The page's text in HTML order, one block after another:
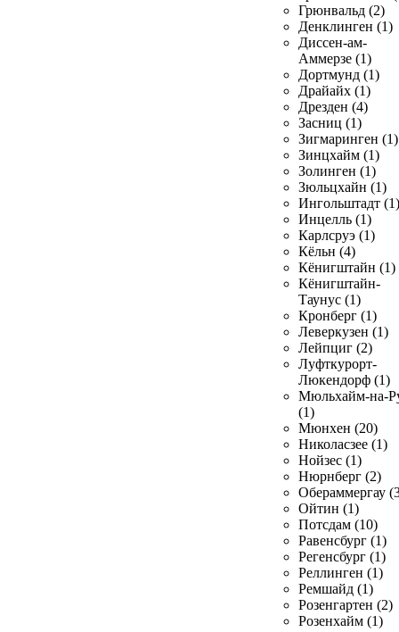
Грюнвальд (2)
Денклинген (1)
Диссен-ам-
Аммерзе (1)
Дортмунд (1)
Драйайх (1)
Дрезден (4)
Засниц (1)
Зигмаринген (1)
Зинцхайм (1)
Золинген (1)
Зюльцхайн (1)
Ингольштадт (1)
Инцелль (1)
Карлсруэ (1)
Кёльн (4)
Кёнигштайн (1)
Кёнигштайн-
Таунус (1)
Кронберг (1)
Леверкузен (1)
Лейпциг (2)
Луфткурорт-
Люкендорф (1)
Мюльхайм-на-
(1)
Мюнхен (20)
Николасзее (1)
Нойзес (1)
Нюрнберг (2)
Обераммергау
Ойтин (1)
Потсдам (10)
Равенсбург (1)
Регенсбург (1)
Реллинген (1)
Ремшайд (1)
Розенгартен (2)
Розенхайм (1)